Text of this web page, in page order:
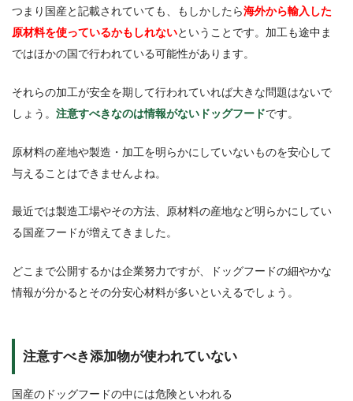
つまり国産と記載されていても、もしかしたら海外から輸入した
原材料を使っているかもしれないということです。加工も途中ま
ではほかの国で行われている可能性があります。
それらの加工が安全を期して行われていれば大きな問題はないで
しょう。 注意すべきなのは情報がないドッグフードです。
原材料の産地や製造・加工を明らかにしていないものを安心して
与えることはできませんよね。
最近では製造工場やその方法、原材料の産地など明らかにしてい
る国産フードが増えてきました。
どこまで公開するかは企業努力ですが、ドッグフードの細やかな
情報が分かるとその分安心材料が多いといえるでしょう。
注意すべき添加物が使われていない
国産のドッグフードの中には危険といわれる